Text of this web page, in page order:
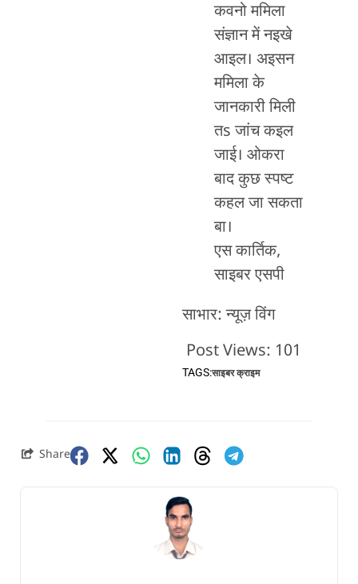
कवनो ममिला
संज्ञान में नइखे
आइल। अइसन
ममिला के
जानकारी मिली
तs जांच कइल
जाई। ओकरा
बाद कुछ स्पष्ट
कहल जा सकता
बा।
एस कार्तिक,
साइबर एसपी
साभार: न्यूज़ विंग
Post Views: 101
TAGS:साइबर क्राइम
Share